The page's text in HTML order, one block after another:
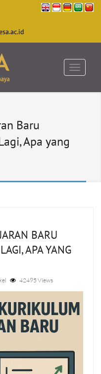
Baru
Apa yang
BARU
APA YANG
42495 Views